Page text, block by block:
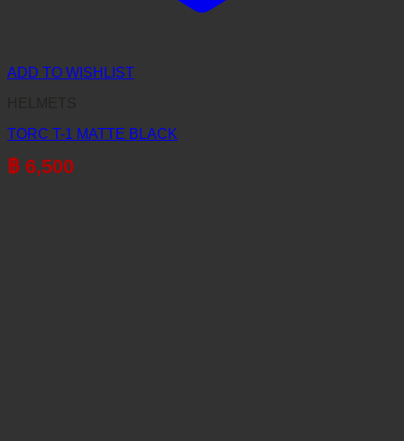
ADD TO WISHLIST
TORC T-1 MATTE BLACK
฿ 6,500